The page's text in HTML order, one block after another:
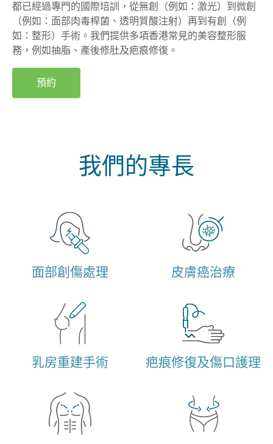
都已經過專門的國際培訓，從無創（例如：激光）到微創
（例如：面部肉毒桿菌、透明質酸注射）再到有創（例
如：整形）手術。我們提供多項香港常見的美容整形服
務，例如抽脂、產後修肚及疤痕修復。
預約
我們的專長
面部創傷處理 皮膚癌治療
乳房重建手術 疤痕修復及傷口護理